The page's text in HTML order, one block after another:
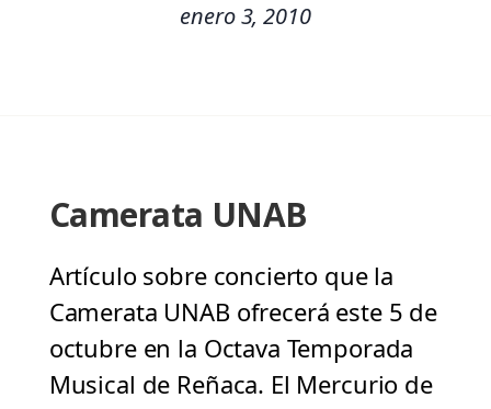
enero 3, 2010
Camerata UNAB
Artículo sobre concierto que la
Camerata UNAB ofrecerá este 5 de
octubre en la Octava Temporada
Musical de Reñaca. El Mercurio de